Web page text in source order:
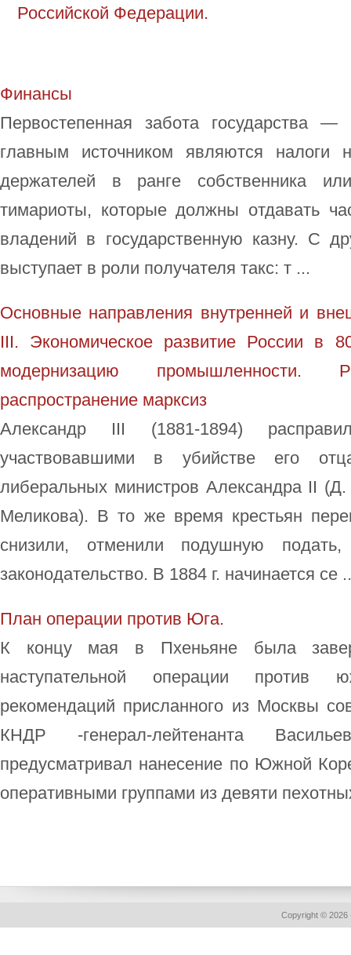
Российской Федерации.
Финансы
Первостепенная забота государства
главным источником являются
держателей в ранге собственника
тимариоты, которые должны отдавать
владений в государственную казну. С
выступает в роли получателя такс: т ...
Основные направления внутренней и
III. Экономическое развитие России в
модернизацию
распространение марксиз
Александр III (1881-1894)
участвовавшими в убийстве его
либеральных министров Александра II
Меликова). В то же время крестьян
снизили, отменили подушную
законодательство. В 1884 г. начинается се
План операции против Юга.
К концу мая в Пхеньяне была
наступательной операции против
рекомендаций присланного из Москвы
КНДР -генерал-лейтенанта
предусматривал нанесение по Южной
оперативными группами из девяти
Copyright © 2026